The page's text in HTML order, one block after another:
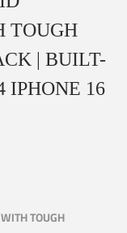
TOUGH
| BUILT-
IPHONE 16
TOUGH